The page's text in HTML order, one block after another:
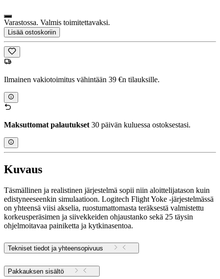
Varastossa. Valmis toimitettavaksi.
Lisää ostoskoriin
Ilmainen vakiotoimitus vähintään 39 €n tilauksille.
Maksuttomat palautukset 30 päivän kuluessa ostoksestasi.
Kuvaus
Täsmällinen ja realistinen järjestelmä sopii niin aloittelijatason kuin
edistyneeseenkin simulaatioon. Logitech Flight Yoke -järjestelmässä
on yhteensä viisi akselia, ruostumattomasta teräksestä valmistettu
korkeusperäsimen ja siivekkeiden ohjaustanko sekä 25 täysin
ohjelmoitavaa painiketta ja kytkinasentoa.
Tekniset tiedot ja yhteensopivuus
Pakkauksen sisältö